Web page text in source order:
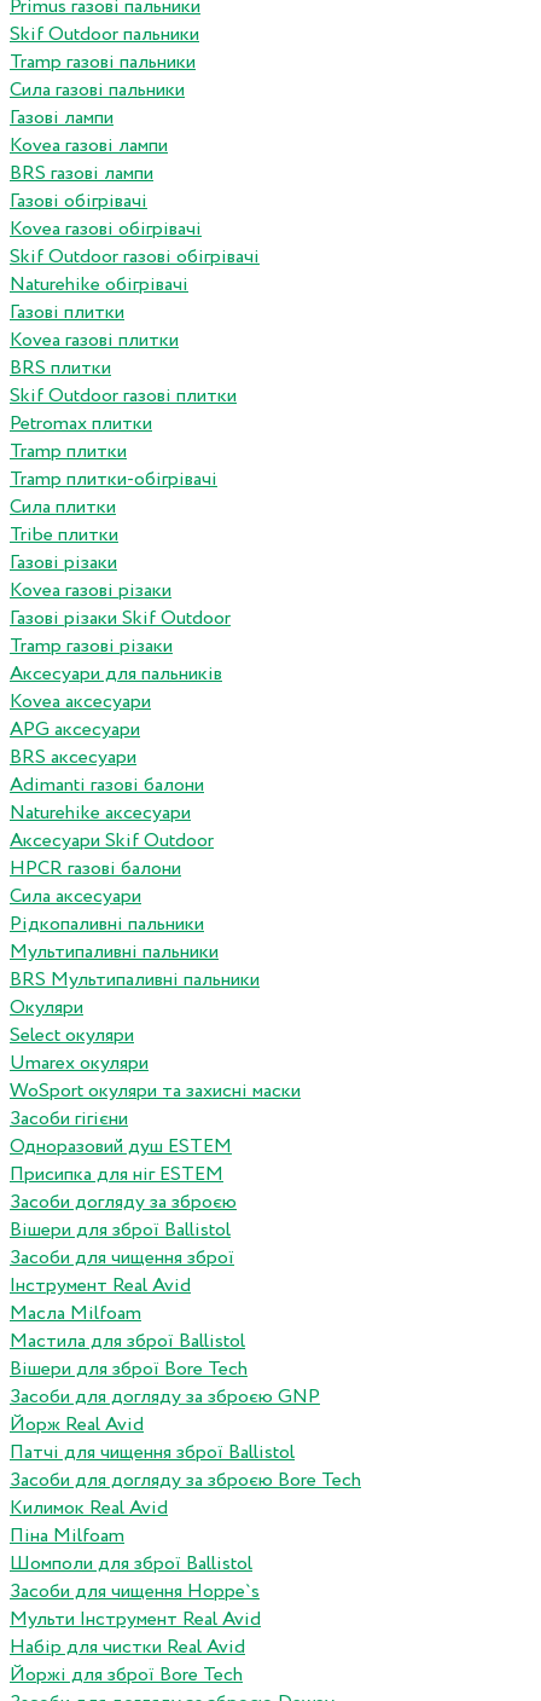
Primus газові пальники
Skif Outdoor пальники
Tramp газові пальники
Сила газові пальники
Газові лампи
Kovea газові лампи
BRS газові лампи
Газові обігрівачі
Kovea газові обігрівачі
Skif Outdoor газові обігрівачі
Naturehike обігрівачі
Газові плитки
Kovea газові плитки
BRS плитки
Skif Outdoor газові плитки
Petromax плитки
Tramp плитки
Tramp плитки-обігрівачі
Сила плитки
Tribe плитки
Газові різаки
Kovea газові різаки
Газові різаки Skif Outdoor
Tramp газові різаки
Аксесуари для пальників
Kovea аксесуари
APG аксесуари
BRS аксесуари
Adimanti газові балони
Naturehike аксесуари
Аксесуари Skif Outdoor
HPCR газові балони
Сила аксесуари
Рідкопаливні пальники
Мультипаливні пальники
BRS Мультипаливні пальники
Окуляри
Select окуляри
Umarex окуляри
WoSport окуляри та захисні маски
Засоби гігієни
Одноразовий душ ESTEM
Присипка для ніг ESTEM
Засоби догляду за зброєю
Вішери для зброї Ballistol
Засоби для чищення зброї
Інструмент Real Avid
Масла Milfoam
Мастила для зброї Ballistol
Вішери для зброї Bore Tech
Засоби для догляду за зброєю GNP
Йорж Real Avid
Патчі для чищення зброї Ballistol
Засоби для догляду за зброєю Bore Tech
Килимок Real Avid
Піна Milfoam
Шомполи для зброї Ballistol
Засоби для чищення Hoppe`s
Мульти Інструмент Real Avid
Набір для чистки Real Avid
Йоржі для зброї Bore Tech